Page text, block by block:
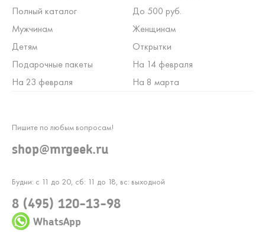
Полный каталог
До 500 руб.
Мужчинам
Женщинам
Детям
Открытки
Подарочные пакеты
На 14 февраля
На 23 февраля
На 8 марта
Будни: с 11 до 20, сб: 11 до 18, вс: выходной
8 (495) 120-13-98
WhatsApp
Пишите по любым вопросам!
shop@mrgeek.ru